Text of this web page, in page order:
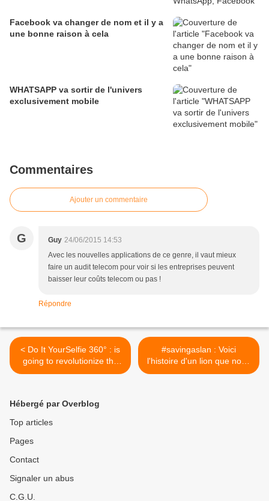
Facebook va changer de nom et il y a
une bonne raison à cela
WHATSAPP va sortir de l'univers
exclusivement mobile
Commentaires
Ajouter un commentaire
G Guy 24/06/2015 14:53
Avec les nouvelles applications de ce genre, il vaut mieux
faire un audit telecom pour voir si les entreprises peuvent
baisser leur coûts telecom ou pas !
Répondre
< Do It YourSelfie 360° : is
going to revolutionize the
selfie-sphere!
#savingaslan : Voici
l'histoire d'un lion que nous
avons aidé à récupérer sa
Hébergé par Overblog
Top articles
Pages
Contact
Signaler un abus
C.G.U.